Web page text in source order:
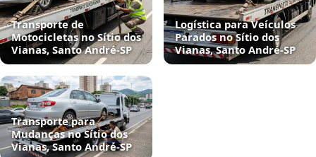
Transporte de
Motocicletas no Sítio dos
Vianas, Santo André‑SP
Logística para Veículos
Parados no Sítio dos
Vianas, Santo André‑SP
Transporte para
Mudanças no Sítio dos
Vianas, Santo André‑SP